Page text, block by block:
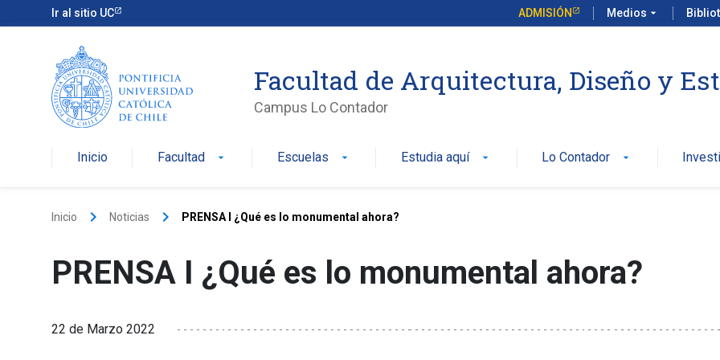
Ir al sitio UC ADMISIÓN Medios arrow_drop_down
Facultad de Arquitectura, Diseño y
Campus Lo Contador
Inicio Facultad arrow_drop_down Escuelas arrow_drop_down Estudia aquí arrow_drop_down Lo Contador arrow_drop_down
Inicio keyboard_arrow_right Noticias keyboard_arrow_right PRENSA I ¿Qué es lo monumental ahora?
PRENSA I ¿Qué es lo monumental ahora?
22 de Marzo 2022